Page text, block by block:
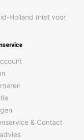
Holland (niet voor
& Contact